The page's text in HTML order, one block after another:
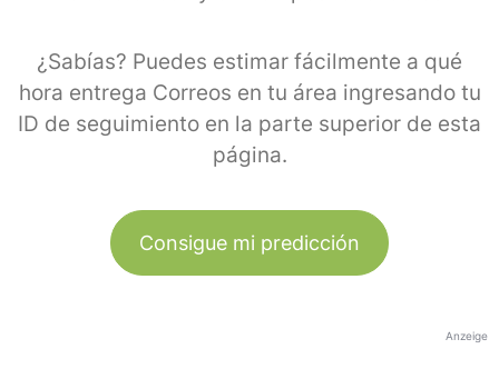
¿Sabías? Puedes estimar fácilmente a qué
hora entrega Correos en tu área ingresando tu
ID de seguimiento en la parte superior de esta
página.
Consigue mi predicción
Anzeige